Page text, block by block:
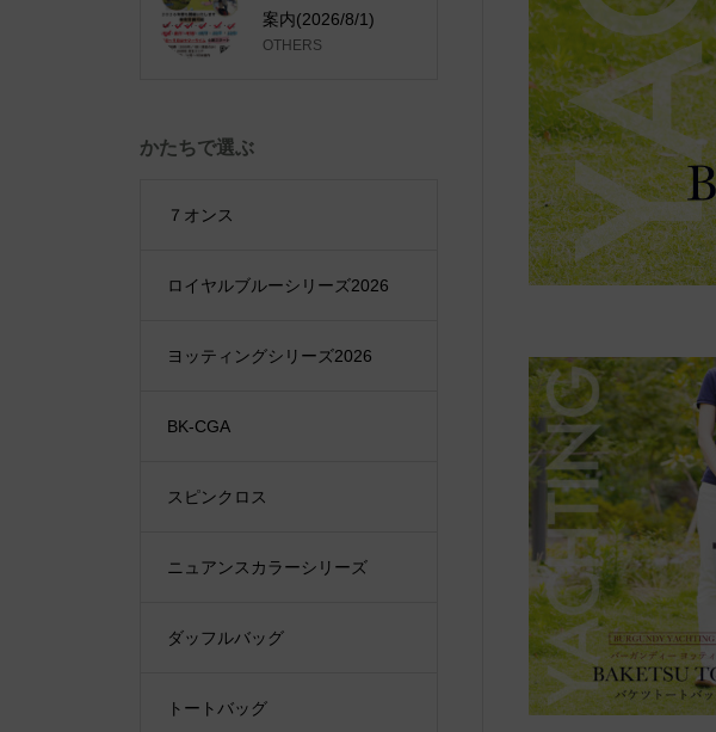
案内(2026/8/1)
OTHERS
かたちで選ぶ
７オンス
ロイヤルブルーシリーズ2026
ヨッティングシリーズ2026
BK-CGA
スピンクロス
ニュアンスカラーシリーズ
ダッフルバッグ
トートバッグ